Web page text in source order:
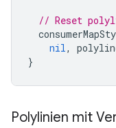
// Reset
nil,
}
Polylinien mit